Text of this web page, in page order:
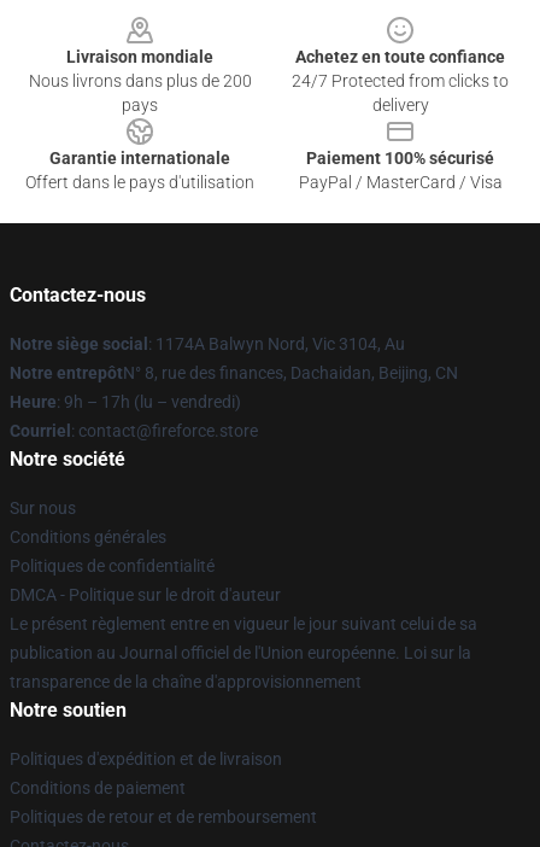
Livraison mondiale
Nous livrons dans plus de 200
pays
Achetez en toute confiance
24/7 Protected from clicks to
delivery
Garantie internationale
Offert dans le pays d'utilisation
Paiement 100% sécurisé
PayPal / MasterCard / Visa
Contactez-nous
Notre siège social : 1174A Balwyn Nord, Vic 3104, Au
Notre entrepôtN° 8, rue des finances, Dachaidan, Beijing, CN
Heure: 9h – 17h (lu – vendredi)
Courriel : contact@fireforce.store
Notre société
Sur nous
Conditions générales
Politiques de confidentialité
DMCA - Politique sur le droit d'auteur
Le présent règlement entre en vigueur le jour suivant celui de sa
publication au Journal officiel de l'Union européenne. Loi sur la
transparence de la chaîne d'approvisionnement
Notre soutien
Politiques d'expédition et de livraison
Conditions de paiement
Politiques de retour et de remboursement